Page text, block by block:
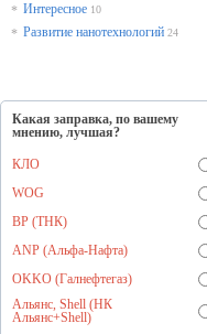
* Интересное 10
* Развитие нанотехнологий 24
Какая заправка, по вашему
мнению, лучшая?
КЛО
WOG
BP (ТНК)
ANP (Альфа-Нафта)
OKKO (Галнефтегаз)
Альянс, Shell (НК
Альянс+Shell)